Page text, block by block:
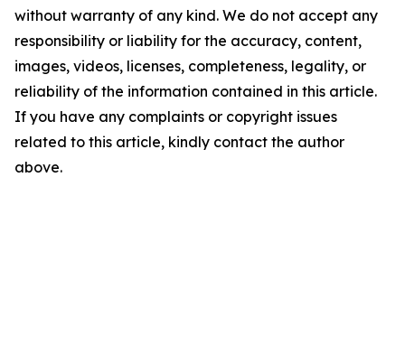
without warranty of any kind. We do not accept any
responsibility or liability for the accuracy, content,
images, videos, licenses, completeness, legality, or
reliability of the information contained in this article.
If you have any complaints or copyright issues
related to this article, kindly contact the author
above.